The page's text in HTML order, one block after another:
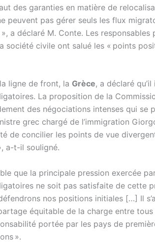
des garanties en matière de
peuvent pas gérer seuls les flux
», a déclaré M. Conte. Les
société civile ont salué les « points
ligne de front, la Grèce, a déclaré
La proposition de la
des négociations intenses qui se
grec chargé de l’immigration
de concilier les points de vue
a-t-il souligné.
que la principale pression exercée
ne soit pas satisfaite de cette
nos positions initiales […] Il
équitable de la charge entre tous
portée par les pays de
».